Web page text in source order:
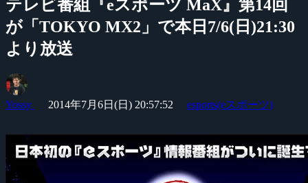
テレビ番組『eスポーツ MaX』第14回
が「TOKYO MX2」で本日7/6(日)21:30
より放送
Yossy 2014年7月6日(日) 20:57:52 esports(eスポーツ)